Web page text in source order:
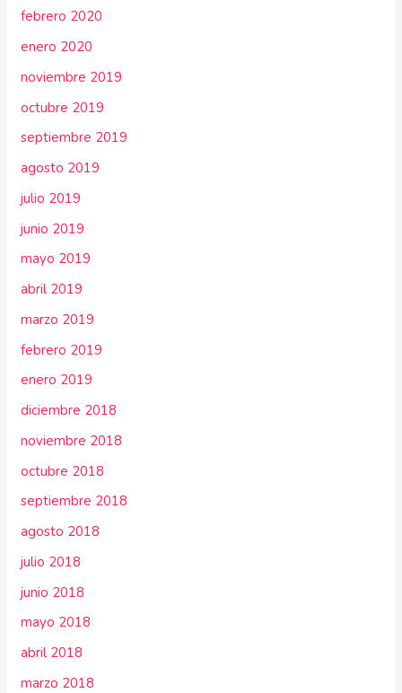
febrero 2020
enero 2020
noviembre 2019
octubre 2019
septiembre 2019
agosto 2019
julio 2019
junio 2019
mayo 2019
abril 2019
marzo 2019
febrero 2019
enero 2019
diciembre 2018
noviembre 2018
octubre 2018
septiembre 2018
agosto 2018
julio 2018
junio 2018
mayo 2018
abril 2018
marzo 2018